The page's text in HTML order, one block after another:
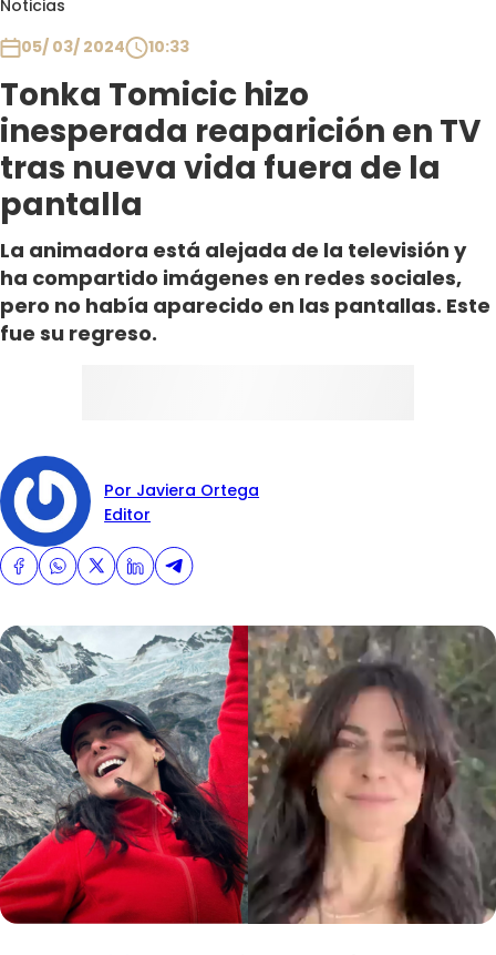
Noticias
05/ 03/ 2024
10:33
Tonka Tomicic hizo
inesperada reaparición en TV
tras nueva vida fuera de la
pantalla
La animadora está alejada de la televisión y
ha compartido imágenes en redes sociales,
pero no había aparecido en las pantallas. Este
fue su regreso.
Por Javiera Ortega
Editor
Club De La Comedia
Contigo en Directo
Plan Perfecto
El Tiempo
Sabingo
Todos Los Programas